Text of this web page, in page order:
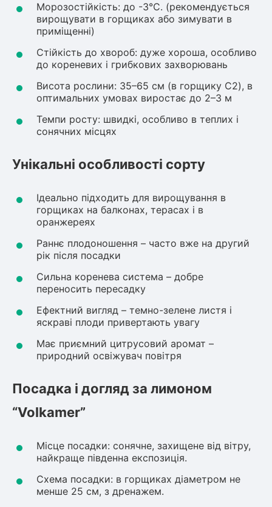
Гліцинія (Вістерія)
Жимолость декоративна
Плющ
Клематіс
Морозостійкість: до -3°C. (рекомендується
вирощувати в горщиках або зимувати в
приміщенні)
Стійкість до хвороб: дуже хороша, особливо
до кореневих і грибкових захворювань
Висота рослини: 35–65 см (в горщику C2), в
оптимальних умовах виростає до 2–3 м
Темпи росту: швидкі, особливо в теплих і
сонячних місцях
Унікальні особливості сорту
Ідеально підходить для вирощування в
горщиках на балконах, терасах і в
оранжереях
Раннє плодоношення – часто вже на другий
рік після посадки
Сильна коренева система – добре
переносить пересадку
Ефектний вигляд – темно-зелене листя і
яскраві плоди привертають увагу
Має приємний цитрусовий аромат –
природний освіжувач повітря
Посадка і догляд за лимоном
“Volkamer”
Місце посадки: сонячне, захищене від вітру,
найкраще південна експозиція.
Схема посадки: в горщиках діаметром не
менше 25 см, з дренажем.